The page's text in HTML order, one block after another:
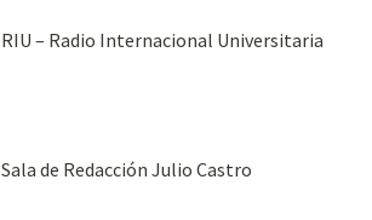
RIU – Radio Internacional Universitaria
Sala de Redacción Julio Castro